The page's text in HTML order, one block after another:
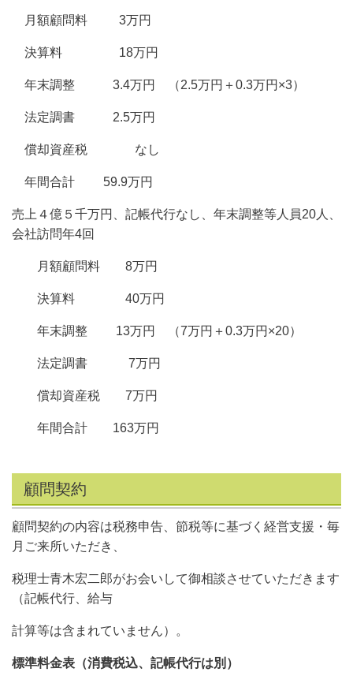
月額顧問料 3万円
決算料 18万円
年末調整 3.4万円 （2.5万円＋0.3万円×3）
法定調書 2.5万円
償却資産税 なし
年間合計 59.9万円
売上４億５千万円、記帳代行なし、年末調整等人員20人、
会社訪問年4回
月額顧問料 8万円
決算料 40万円
年末調整 13万円 （7万円＋0.3万円×20）
法定調書 7万円
償却資産税 7万円
年間合計 163万円
顧問契約
顧問契約の内容は税務申告、節税等に基づく経営支援・毎
月ご来所いただき、
税理士青木宏二郎がお会いして御相談させていただきます
（記帳代行、給与
計算等は含まれていません）。
標準料金表（消費税込、記帳代行は別）